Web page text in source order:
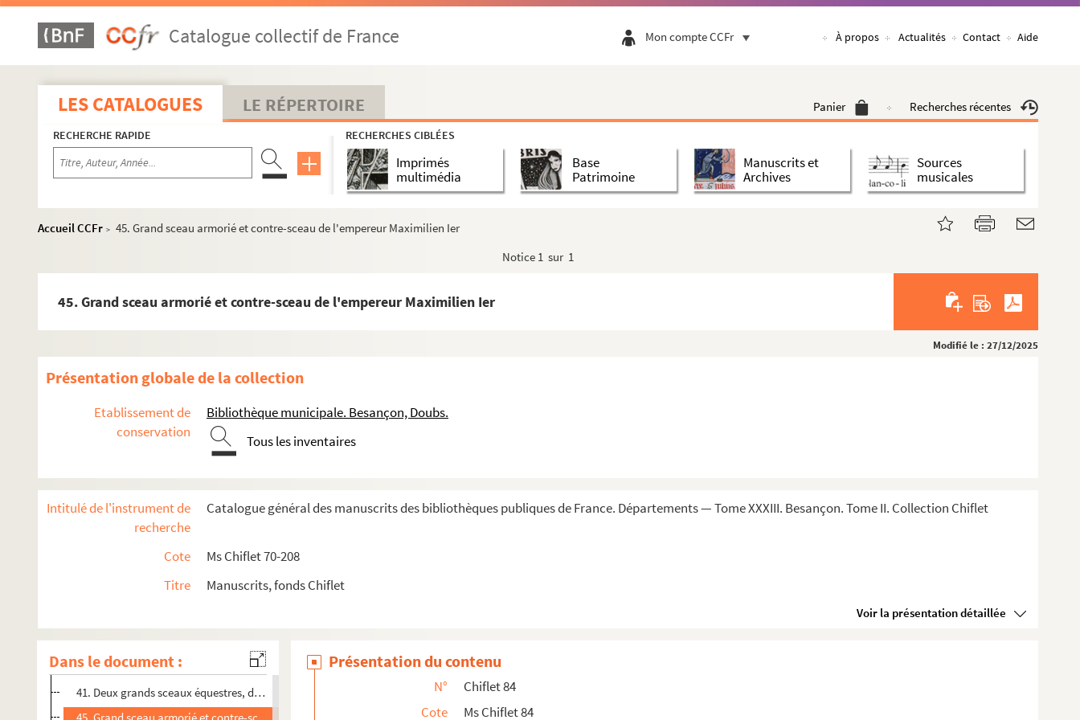
Catalogue collectif de France Mon compte CCFr À propos Actualités Contact Aide
LES CATALOGUES LE RÉPERTOIRE Panier Recherches récentes
RECHERCHE RAPIDE RECHERCHES CIBLÉES
Imprimés
multimédia
Base
Patrimoine
Manuscrits et
Archives
Sources
musicales
Accueil CCFr > 45. Grand sceau armorié et contre-sceau de l'empereur Maximilien Ier
Notice 1 sur 1
45. Grand sceau armorié et contre-sceau de l'empereur Maximilien Ier
Modifié le : 27/12/2025
Présentation globale de la collection
Etablissement de
conservation
Bibliothèque municipale. Besançon, Doubs.
Tous les inventaires
Intitulé de l'instrument de
recherche
Catalogue général des manuscrits des bibliothèques publiques de France. Départements — Tome XXXIII. Besançon. Tome II. Collection Chiflet
Cote
Ms Chiflet 70-208
Titre
Manuscrits, fonds Chiflet
Voir la présentation détaillée
Dans le document :
Fol. 77. Patentes des archiducs Albert et Isabelle érigeant en comté la baronnie de Gommignies, en faveur de ...
Fol. 81. Patentes de Philippe IV érigeant en marquisat la terre de Deynse en Flandre, au profit de D. Diego M...
Fol. 85. « Table généalogique démonstrant l'extraction de la dame douagère de Petignies, mère du devant dict ...
Fol. 86 vo. Patentes de noblesse en faveur de l'historiographe et poète Jean Molinet. Anvers, 1
Fol. 88. Requête pour être anobli, présentée au roi d'Espagne par Jean Vernerey de la Routte, né à Passonfont...
Fol. 89 vo. Patentes d'anoblissement pour Georges Lapie, docteur ès droits, originaire de Franche-Comté
Fol. 92. Patentes de chevalerie accordées à Claude-François Cordemoy, seigneur de Francalmont en Franche-Comt...
Fol. 93. Inscription commémorative du premier succès de chasse obtenu par le prince d'Espagne Balthasar-Charl...
Fol. 107. Épitaphes, dont quelques-unes en vers français, de plusieurs princes et princesses de Bourgogne et d...
3 v°. « Dessin d'un manteau de cheminée qui est en la maison ou hostel du Prince en la ville de Lille en F...
5. « Armoiries du roy des ribaux... tirées d'un ancien manuscrit... » Dessin à la plume teinté de bistr...
6. « Escu et collier de l'ordre militaire de Saint-Georges en Angleterre. » Dessin à l'aquarelle
8. « Figure de la devise du nombre XIIII, au milieu d'un chapelet de houblon, portée par plusieurs mais...
9. Extrait d'une patente de Mathias Corvin, roi de Hongrie, conférant l'ordre du Dragon à Philippe de R...
23. Jean IV de Bourgogne, duc de Brabant : figure en pied, d'après une statue du pourtour d'un tombeau à...
38. Sceaux de souverains bourguignons et autrichiens des Pays-Bas. Ibid. Quatre grands sceaux équestres ...
39 v°. Grand sceau équestre et contre-sceau du duc Jean sans Peur
41. Deux grands sceaux équestres, deux contre-sceaux et un petit sceau du duc Philippe le Bon. Sceau d'I...
Présentation du contenu
N°
Chiflet 84
Cote
Ms Chiflet 84